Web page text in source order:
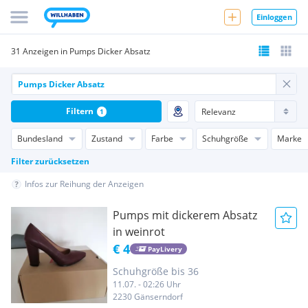
Einloggen
31 Anzeigen in Pumps Dicker Absatz
Bundesland Zustand Farbe Schuhgröße
Marke
Filter zurücksetzen
Filtern 1
Infos zur Reihung der Anzeigen
Pumps mit dickerem Absatz
in weinrot
€ 4 PayLivery
Schuhgröße bis 36
11.07. - 02:26 Uhr
2230 Gänserndorf